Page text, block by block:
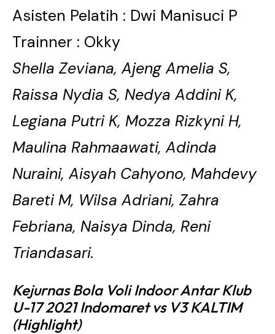
Asisten Pelatih : Dwi Manisuci P
Trainner : Okky
Shella Zeviana, Ajeng Amelia S,
Raissa Nydia S, Nedya Addini K,
Legiana Putri K, Mozza Rizkyni H,
Maulina Rahmaawati, Adinda
Nuraini, Aisyah Cahyono, Mahdevy
Bareti M, Wilsa Adriani, Zahra
Febriana, Naisya Dinda, Reni
Triandasari.
Kejurnas Bola Voli Indoor Antar Klub
U-17 2021 Indomaret vs V3 KALTIM
(Highlight)